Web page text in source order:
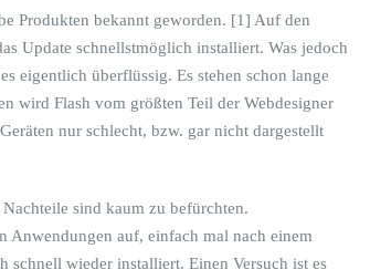
Produkten bekannt geworden. [1] Auf den
Update schnellstmöglich installiert. Was jedoch
eigentlich überflüssig. Es stehen schon lange
wird Flash vom größten Teil der Webdesigner
nur schlecht, bzw. gar nicht dargestellt
sind kaum zu befürchten.
Anwendungen auf, einfach mal nach einem
schnell wieder installiert. Einen Versuch ist es